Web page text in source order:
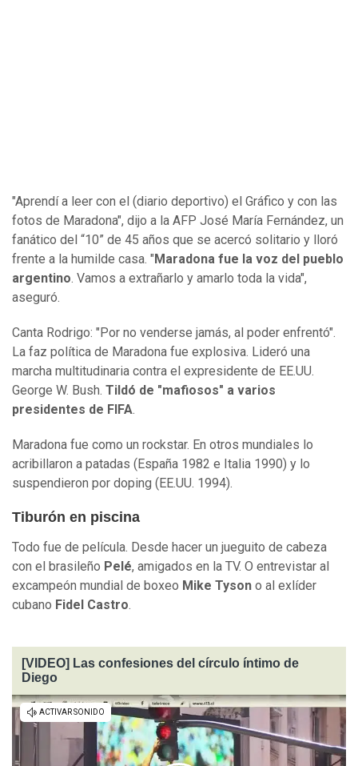
"Aprendí a leer con el (diario deportivo) el Gráfico y con las
fotos de Maradona", dijo a la AFP José María Fernández, un
fanático del “10” de 45 años que se acercó solitario y lloró
frente a la humilde casa. "Maradona fue la voz del pueblo
argentino. Vamos a extrañarlo y amarlo toda la vida",
aseguró.
Canta Rodrigo: "Por no venderse jamás, al poder enfrentó".
La faz política de Maradona fue explosiva. Lideró una
marcha multitudinaria contra el expresidente de EE.UU.
George W. Bush. Tildó de "mafiosos" a varios
presidentes de FIFA.
Maradona fue como un rockstar. En otros mundiales lo
acribillaron a patadas (España 1982 e Italia 1990) y lo
suspendieron por doping (EE.UU. 1994).
Tiburón en piscina
Todo fue de película. Desde hacer un jueguito de cabeza
con el brasileño Pelé, amigados en la TV. O entrevistar al
excampeón mundial de boxeo Mike Tyson o al exlíder
cubano Fidel Castro.
[VIDEO] Las confesiones del círculo íntimo de
Diego